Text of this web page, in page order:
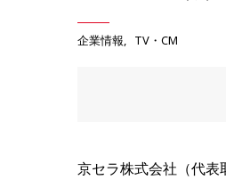
企業情報 TV・CM
京セラ株式会社（代表